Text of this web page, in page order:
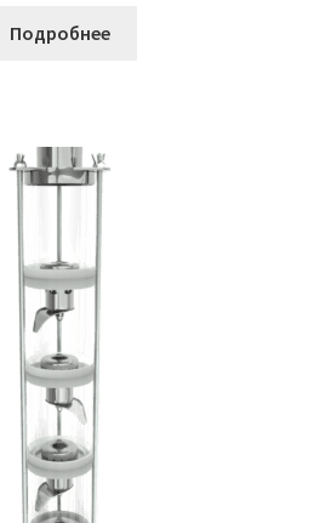
Подробнее